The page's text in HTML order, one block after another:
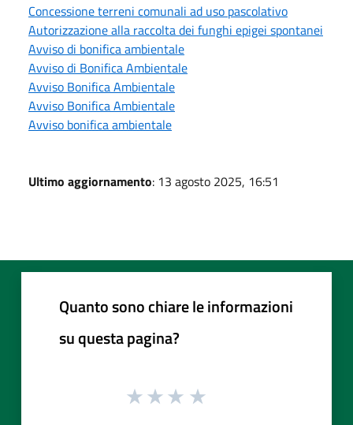
Concessione terreni comunali ad uso pascolativo
Autorizzazione alla raccolta dei funghi epigei spontanei
Avviso di bonifica ambientale
Avviso di Bonifica Ambientale
Avviso Bonifica Ambientale
Avviso Bonifica Ambientale
Avviso bonifica ambientale
Ultimo aggiornamento: 13 agosto 2025, 16:51
Quanto sono chiare le informazioni
su questa pagina?